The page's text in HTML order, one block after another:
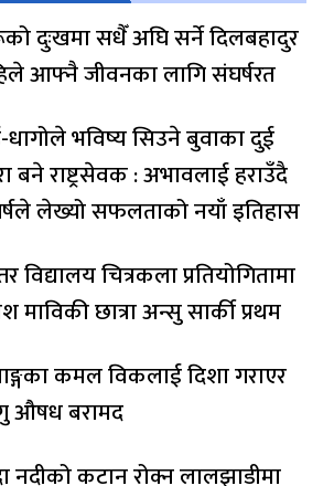
दुःखमा सधैँ अघि सर्ने दिलबहादुर
आफ्नै जीवनका लागि संघर्षरत
भविष्य सिउने बुवाका दुई
बने राष्ट्रसेवक : अभावलाई हराउँदै
लेख्यो सफलताको नयाँ इतिहास
विद्यालय चित्रकला प्रतियोगितामा
माविकी छात्रा अन्सु सार्की प्रथम
कमल विकलाई दिशा गराएर
औषध बरामद
नदीको कटान रोक्न लालझाडीमा